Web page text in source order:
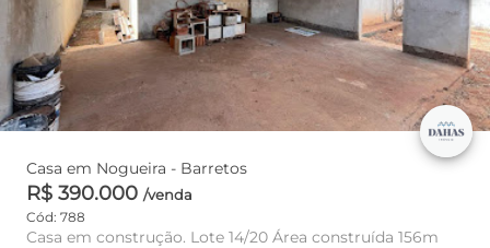
Casa em Nogueira - Barretos
R$ 390.000 /venda
Cód: 788
Casa em construção. Lote 14/20 Área construída 156m